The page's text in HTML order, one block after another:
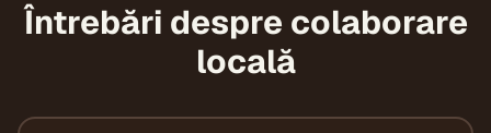
Întrebări despre colaborare
locală